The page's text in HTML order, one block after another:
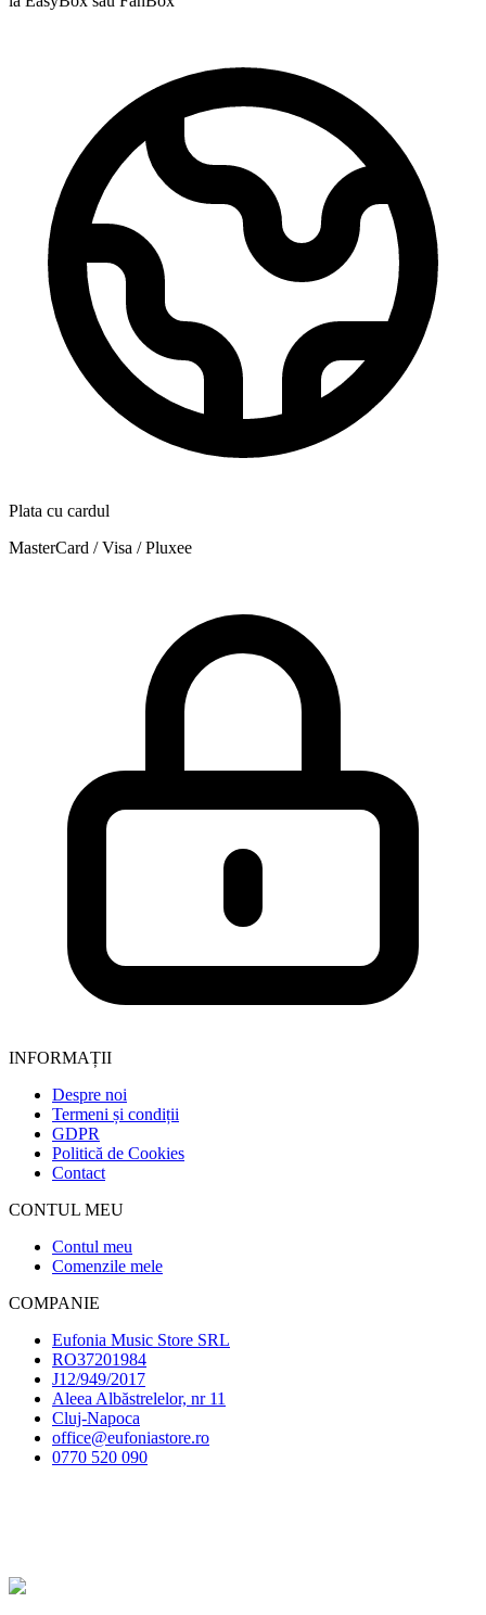
Plata cu cardul
MasterCard / Visa / Pluxee
INFORMAȚII
Despre noi
Termeni și condiții
GDPR
Politică de Cookies
Contact
CONTUL MEU
Contul meu
Comenzile mele
COMPANIE
Eufonia Music Store SRL
RO37201984
J12/949/2017
Aleea Albăstrelelor, nr 11
Cluj-Napoca
office@eufoniastore.ro
0770 520 090